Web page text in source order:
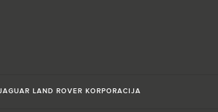
LAND ROVER KORPORACIJA